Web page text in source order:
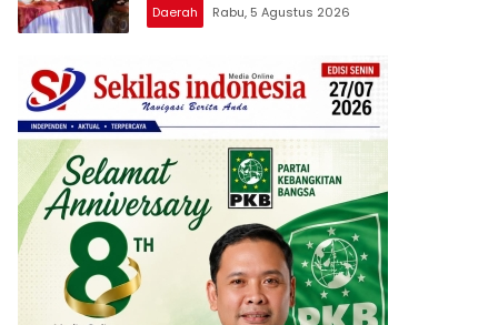
Apresiasi dan Inovasi Award 2026
Daerah Rabu, 5 Agustus 2026